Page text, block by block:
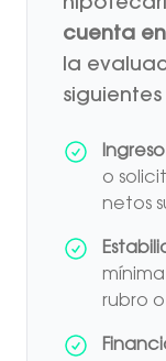
cuenta
la
o
netos
rubro